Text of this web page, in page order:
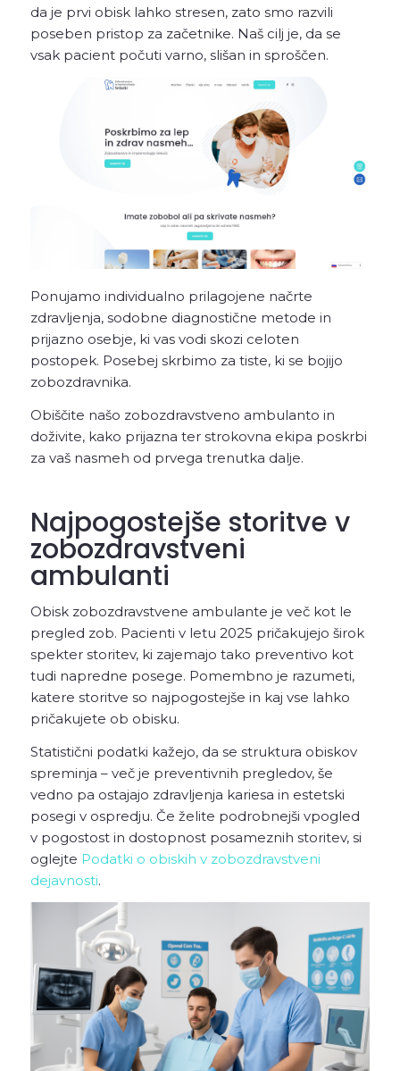
da je prvi obisk lahko stresen, zato smo razvili
poseben pristop za začetnike. Naš cilj je, da se
vsak pacient počuti varno, slišan in sproščen.
Ponujamo individualno prilagojene načrte
zdravljenja, sodobne diagnostične metode in
prijazno osebje, ki vas vodi skozi celoten
postopek. Posebej skrbimo za tiste, ki se bojijo
zobozdravnika.
Obiščite našo zobozdravstveno ambulanto in
doživite, kako prijazna ter strokovna ekipa poskrbi
za vaš nasmeh od prvega trenutka dalje.
Najpogostejše storitve v
zobozdravstveni
ambulanti
Obisk zobozdravstvene ambulante je več kot le
pregled zob. Pacienti v letu 2025 pričakujejo širok
spekter storitev, ki zajemajo tako preventivo kot
tudi napredne posege. Pomembno je razumeti,
katere storitve so najpogostejše in kaj vse lahko
pričakujete ob obisku.
Statistični podatki kažejo, da se struktura obiskov
spreminja – več je preventivnih pregledov, še
vedno pa ostajajo zdravljenja kariesa in estetski
posegi v ospredju. Če želite podrobnejši vpogled
v pogostost in dostopnost posameznih storitev, si
oglejte Podatki o obiskih v zobozdravstveni
dejavnosti.